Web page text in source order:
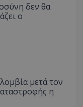
δεν θα
ο
μετά τον
η